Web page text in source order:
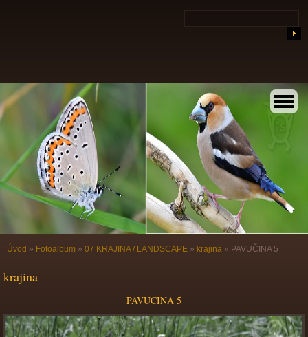
Úvod » Fotoalbum » 07 KRAJINA / LANDSCAPE » krajina » PAVUČINA 5
krajina
PAVUČINA 5